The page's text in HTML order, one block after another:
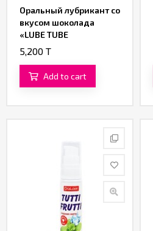
Оральный лубрикант со
вкусом шоколада
«LUBE TUBE
CHOCOLATE» от «Orgie»
5,200 T
Add to cart